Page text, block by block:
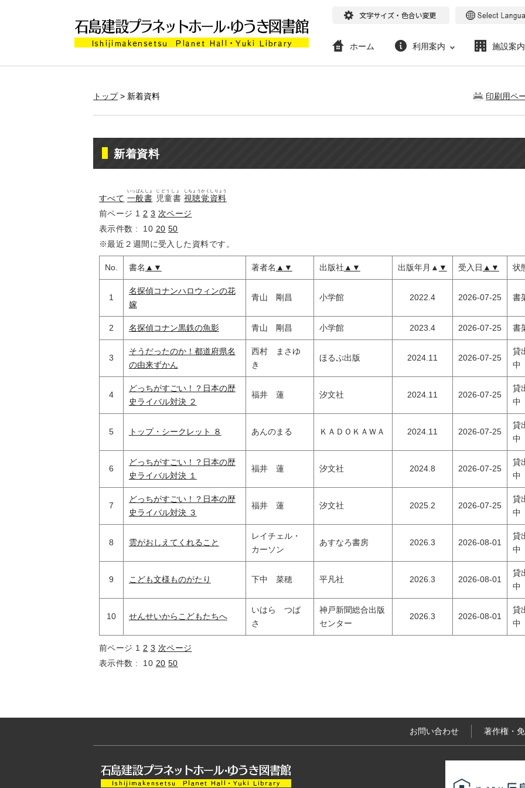
ホーム 利用案内 施設案内
印刷用ペ
トップ > 新着資料
新着資料
すべて 一般書
いっぱんしょ
児童書
じどうしょ
視聴覚資料
しちょうかくしりょう
前ページ 1 2 3 次ページ
10 20 50
※最近２週間に受入した資料です。
No. 書名 ▲ ▼ 著者名 ▲ ▼ 出版社 ▲ ▼ 出版年月 ▲ ▼ 受入日 ▲ ▼ 状
1
名探偵コナンハロウィンの花
嫁
青山 剛昌 小学館 2022.4 2026-07-25 書
2 名探偵コナン黒鉄の魚影 青山 剛昌 小学館 2023.4 2026-07-25 書
3
そうだったのか！都道府県名
の由来ずかん
西村 まさゆ
き
ほるぷ出版 2024.11 2026-07-25
貸
中
4
どっちがすごい！？日本の歴
史ライバル対決 ２
福井 蓮 汐文社 2024.11 2026-07-25
貸
中
5 トップ・シークレット ８ あんのまる ＫＡＤＯＫＡＷＡ 2024.11 2026-07-25
貸
中
6
どっちがすごい！？日本の歴
史ライバル対決 １
福井 蓮 汐文社 2024.8 2026-07-25
貸
中
7
どっちがすごい！？日本の歴
史ライバル対決 ３
福井 蓮 汐文社 2025.2 2026-07-25
貸
中
8 雲がおしえてくれること
レイチェル・
カーソン
あすなろ書房 2026.3 2026-08-01
貸
中
9 こども文様ものがたり 下中 菜穂 平凡社 2026.3 2026-08-01
貸
中
10 せんせいからこどもたちへ
いはら つば
さ
神戸新聞総合出版
センター
2026.3 2026-08-01
貸
中
前ページ 1 2 3 次ページ
10 20 50
著作権・
お問い合わせ